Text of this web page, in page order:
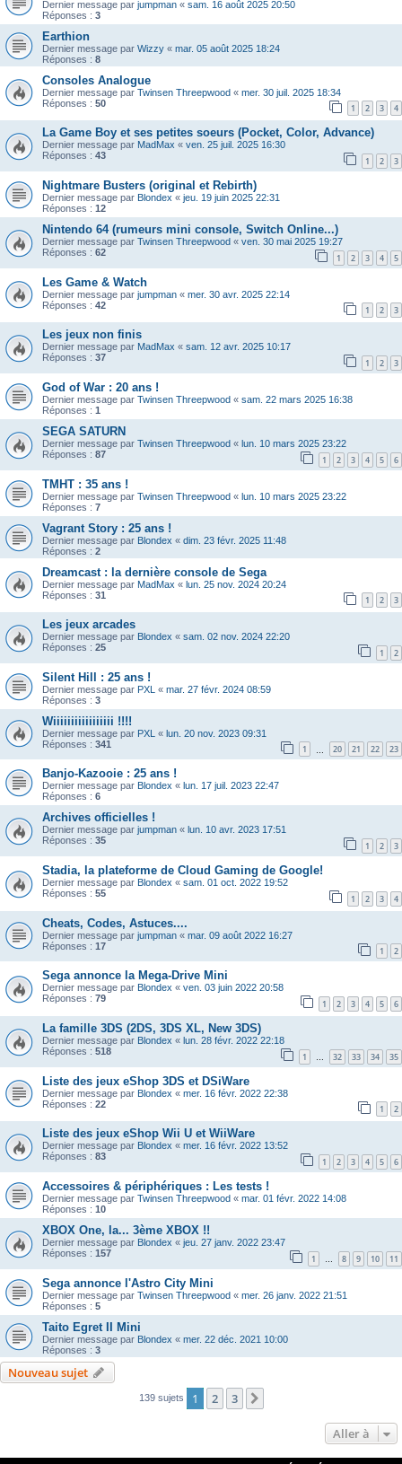
Dernier message par jumpman « sam. 16 août 2025 20:50
Réponses : 3
Earthion
Dernier message par Wizzy « mar. 05 août 2025 18:24
Réponses : 8
Consoles Analogue
Dernier message par Twinsen Threepwood « mer. 30 juil. 2025 18:34
Réponses : 50 1 2 3 4
La Game Boy et ses petites soeurs (Pocket, Color, Advance)
Dernier message par MadMax « ven. 25 juil. 2025 16:30
Réponses : 43 1 2 3
Nightmare Busters (original et Rebirth)
Dernier message par Blondex « jeu. 19 juin 2025 22:31
Réponses : 12
Nintendo 64 (rumeurs mini console, Switch Online...)
Dernier message par Twinsen Threepwood « ven. 30 mai 2025 19:27
Réponses : 62 1 2 3 4 5
Les Game & Watch
Dernier message par jumpman « mer. 30 avr. 2025 22:14
Réponses : 42 1 2 3
Les jeux non finis
Dernier message par MadMax « sam. 12 avr. 2025 10:17
Réponses : 37 1 2 3
God of War : 20 ans !
Dernier message par Twinsen Threepwood « sam. 22 mars 2025 16:38
Réponses : 1
SEGA SATURN
Dernier message par Twinsen Threepwood « lun. 10 mars 2025 23:22
Réponses : 87 1 2 3 4 5 6
TMHT : 35 ans !
Dernier message par Twinsen Threepwood « lun. 10 mars 2025 23:22
Réponses : 7
Vagrant Story : 25 ans !
Dernier message par Blondex « dim. 23 févr. 2025 11:48
Réponses : 2
Dreamcast : la dernière console de Sega
Dernier message par MadMax « lun. 25 nov. 2024 20:24
Réponses : 31 1 2 3
Les jeux arcades
Dernier message par Blondex « sam. 02 nov. 2024 22:20
Réponses : 25 1 2
Silent Hill : 25 ans !
Dernier message par PXL « mar. 27 févr. 2024 08:59
Réponses : 3
Wiiiiiiiiiiiiiiiii !!!!
Dernier message par PXL « lun. 20 nov. 2023 09:31
Réponses : 341 1 20 21 22 23
Banjo-Kazooie : 25 ans !
Dernier message par Blondex « lun. 17 juil. 2023 22:47
Réponses : 6
Archives officielles !
Dernier message par jumpman « lun. 10 avr. 2023 17:51
Réponses : 35 1 2 3
Stadia, la plateforme de Cloud Gaming de Google!
Dernier message par Blondex « sam. 01 oct. 2022 19:52
Réponses : 55 1 2 3 4
Cheats, Codes, Astuces....
Dernier message par jumpman « mar. 09 août 2022 16:27
Réponses : 17 1 2
Sega annonce la Mega-Drive Mini
Dernier message par Blondex « ven. 03 juin 2022 20:58
Réponses : 79 1 2 3 4 5 6
La famille 3DS (2DS, 3DS XL, New 3DS)
Dernier message par Blondex « lun. 28 févr. 2022 22:18
Réponses : 518 1 … 32 33 34 35
Liste des jeux eShop 3DS et DSiWare
Dernier message par Blondex « mer. 16 févr. 2022 22:38
Réponses : 22 1 2
Liste des jeux eShop Wii U et WiiWare
Dernier message par Blondex « mer. 16 févr. 2022 13:52
Réponses : 83 1 2 3 4 5 6
Accessoires & périphériques : Les tests !
Dernier message par Twinsen Threepwood « mar. 01 févr. 2022 14:08
Réponses : 10
XBOX One, la... 3ème XBOX !!
Dernier message par Blondex « jeu. 27 janv. 2022 23:47
Réponses : 157 1 … 8 9 10 11
Sega annonce l'Astro City Mini
Dernier message par Twinsen Threepwood « mer. 26 janv. 2022 21:51
Réponses : 5
Taito Egret II Mini
Dernier message par Blondex « mer. 22 déc. 2021 10:00
Réponses : 3
Nouveau sujet
139 sujets 1 2 3
Aller à